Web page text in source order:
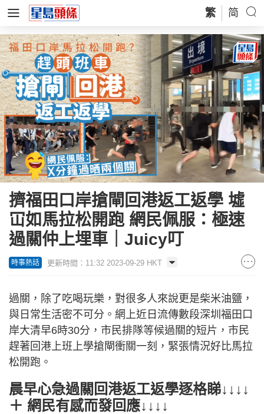
繁 简
擠福田口岸搶閘回港返工返學 墟
冚如馬拉松開跑 網民佩服：極速
過關仲上埋車｜Juicy叮
時事熱話 更新時間：11:32 2023-09-29 HKT
過關，除了吃喝玩樂，對很多人來說更是柴米油鹽，
與日常生活密不可分。網上近日流傳數段深圳福田口
岸大清早6時30分，市民排隊等候過關的短片，市民
趕著回港上班上學搶閘衝關一刻，緊張情況好比馬拉
松開跑。
晨早心急過關回港返工返學逐格睇↓↓↓↓
＋ 網民有感而發回應↓↓↓↓